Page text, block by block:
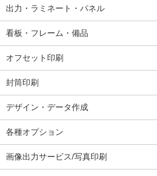
出力・ラミネート・パネル
看板・フレーム・備品
オフセット印刷
封筒印刷
デザイン・データ作成
各種オプション
画像出力サービス/写真印刷